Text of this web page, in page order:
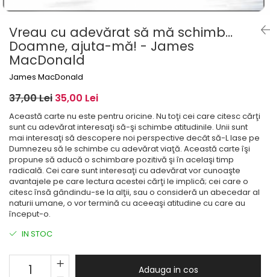
Vreau cu adevărat să mă schimb…
Doamne, ajuta-mă! - James
MacDonald
James MacDonald
37,00 Lei 35,00 Lei
Această carte nu este pentru oricine. Nu toţi cei care citesc cărţi
sunt cu adevărat interesaţi să-şi schimbe atitudinile. Unii sunt
mai interesaţi să descopere noi perspective decât să-L lase pe
Dumnezeu să le schimbe cu adevărat viaţă. Această carte îşi
propune să aducă o schimbare pozitivă şi în acelaşi timp
radicală. Cei care sunt interesaţi cu adevărat vor cunoaşte
avantajele pe care lectura acestei cărţi le implică; cei care o
citesc însă gândindu-se la alţii, sau o consideră un abecedar al
naturii umane, o vor termină cu aceeaşi atitudine cu care au
început-o.
IN STOC
Adauga in cos